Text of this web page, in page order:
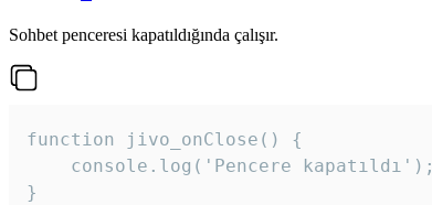
Sohbet penceresi kapatıldığında çalışır.
function jivo_onClose() {
    console.log('Pencere kapatıldı');
}